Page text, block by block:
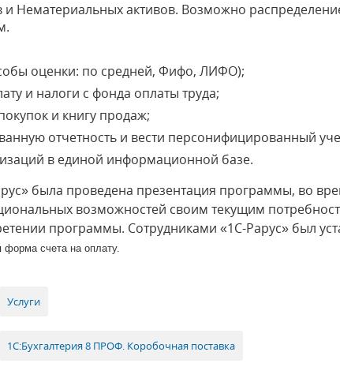
и Нематериальных активов. Возможно
оценки: по средней, Фифо, ЛИФО);
и налоги с фонда оплаты труда;
и книгу продаж;
отчетность и вести персонифицированный
в единой информационной базе.
была проведена презентация программы, во
возможностей своим текущим
программы. Сотрудниками «1С-Рарус» был
форма счета на оплату.
Услуги
1С:Бухгалтерия 8 ПРОФ. Коробочная поставка